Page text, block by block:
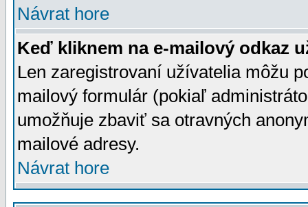
Návrat hore
Keď kliknem na e-mailový odkaz
Len zaregistrovaní užívatelia môžu
mailový formulár (pokiaľ
umožňuje zbaviť sa otravných
mailové adresy.
Návrat hore